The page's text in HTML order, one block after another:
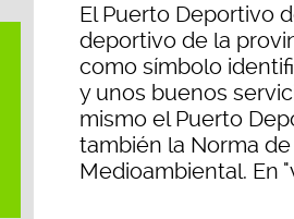
El Puerto Deportivo
deportivo de la
como símbolo
y unos buenos
mismo el Puerto
también la Norma de
Medioambiental. En